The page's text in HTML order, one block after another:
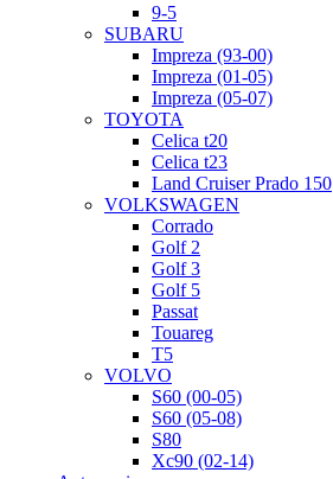
9-5
SUBARU
Impreza (93-00)
Impreza (01-05)
Impreza (05-07)
TOYOTA
Celica t20
Celica t23
Land Cruiser Prado 150
VOLKSWAGEN
Corrado
Golf 2
Golf 3
Golf 5
Passat
Touareg
T5
VOLVO
S60 (00-05)
S60 (05-08)
S80
Xc90 (02-14)